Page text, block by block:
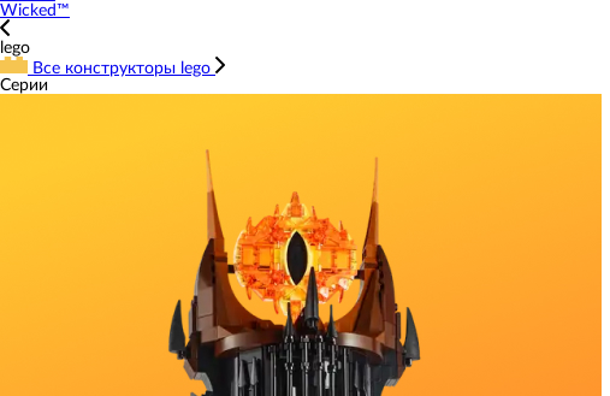
Wicked™
lego
Все конструкторы lego
Серии